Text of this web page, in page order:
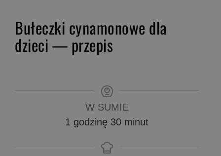
Bułeczki cynamonowe dla
dzieci — przepis
W SUMIE
1 godzina
godzinę 30minuty
minut